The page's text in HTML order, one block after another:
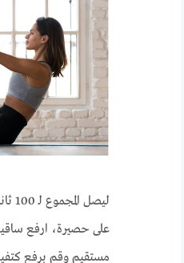
على حصيرة، ارفع
مستقيم وقم برفع